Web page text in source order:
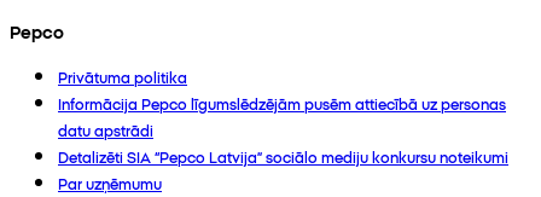
Pepco
Privātuma politika
Informācija Pepco līgumslēdzējām pusēm attiecībā uz personas
datu apstrādi
Detalizēti SIA “Pepco Latvija” sociālo mediju konkursu noteikumi
Par uzņēmumu